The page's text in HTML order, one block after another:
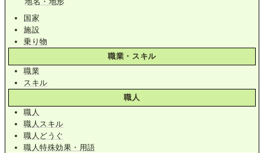
国家
施設
乗り物
職業・スキル
職業
スキル
職人
職人
職人スキル
職人どうぐ
職人特殊効果・用語